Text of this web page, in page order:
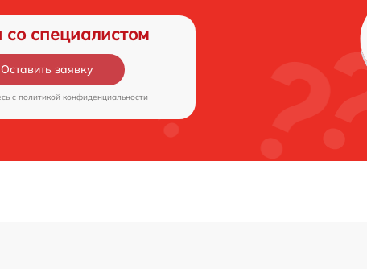
со специалистом
Оставить заявку
c политикой конфиденциальности